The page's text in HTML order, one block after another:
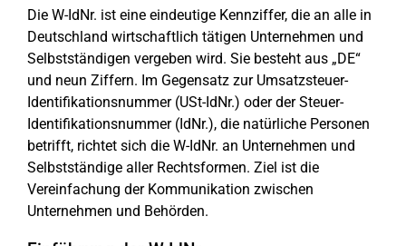
Die W-IdNr. ist eine eindeutige Kennziffer, die an alle in
Deutschland wirtschaftlich tätigen Unternehmen und
Selbstständigen vergeben wird. Sie besteht aus „DE“
und neun Ziffern. Im Gegensatz zur Umsatzsteuer-
Identifikationsnummer (USt-IdNr.) oder der Steuer-
Identifikationsnummer (IdNr.), die natürliche Personen
betrifft, richtet sich die W-IdNr. an Unternehmen und
Selbstständige aller Rechtsformen. Ziel ist die
Vereinfachung der Kommunikation zwischen
Unternehmen und Behörden.